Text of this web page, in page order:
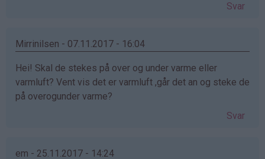
Svar
Mirrinilsen - 07.11.2017 - 16:04
Hei! Skal de stekes på over og under varme eller
varmluft? Vent vis det er varmluft ,går det an og steke de
på overogunder varme?
Svar
em - 25.11.2017 - 14:24